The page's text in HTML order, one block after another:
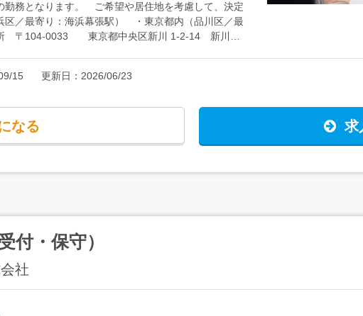
勤務となります。 ご希望や居住地を考慮して、決定
／最寄り：海浜幕張駅） ・東京都内（品川区／最
〒104-0033 東京都中央区新川 1-2-14 新川一
15 更新日： 2026/06/23
なる 求
付・保守）
社